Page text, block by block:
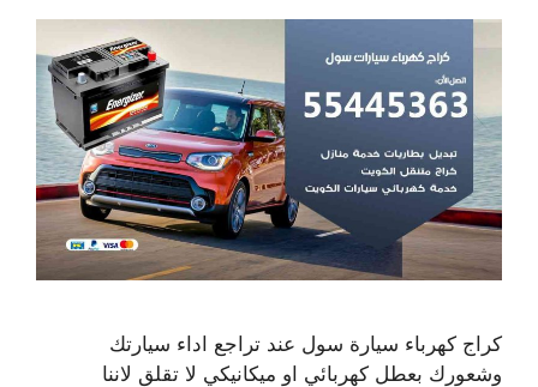
كراج كهرباء سيارة سول عند تراجع اداء سيارتك
وشعورك بعطل كهربائي او ميكانيكي لا تقلق لاننا